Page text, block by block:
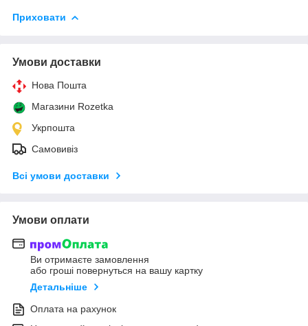
Приховати
Умови доставки
Нова Пошта
Магазини Rozetka
Укрпошта
Самовивіз
Всі умови доставки
Умови оплати
Ви отримаєте замовлення
або гроші повернуться на вашу картку
Детальніше
Оплата на рахунок